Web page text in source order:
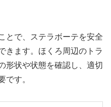
とで、ステラボーテを安全
きます。ほくろ周辺のトラ
形状や状態を確認し、適切
です。